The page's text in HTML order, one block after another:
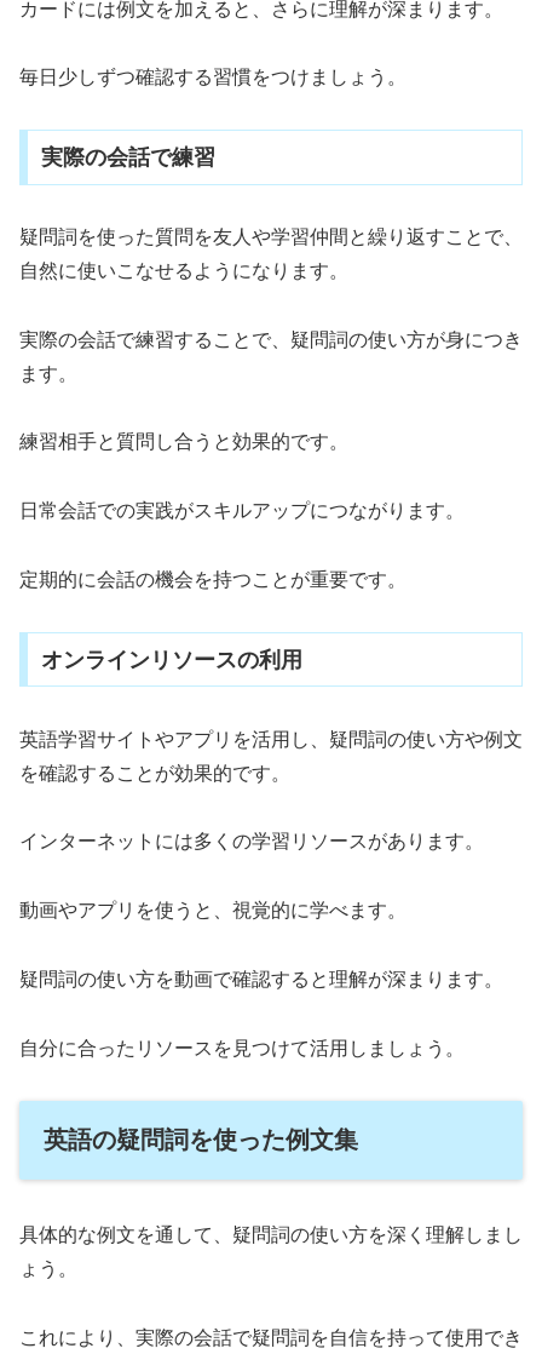
カードには例文を加えると、さらに理解が深まります。
毎日少しずつ確認する習慣をつけましょう。
実際の会話で練習
疑問詞を使った質問を友人や学習仲間と繰り返すことで、
自然に使いこなせるようになります。
実際の会話で練習することで、疑問詞の使い方が身につき
ます。
練習相手と質問し合うと効果的です。
日常会話での実践がスキルアップにつながります。
定期的に会話の機会を持つことが重要です。
オンラインリソースの利用
英語学習サイトやアプリを活用し、疑問詞の使い方や例文
を確認することが効果的です。
インターネットには多くの学習リソースがあります。
動画やアプリを使うと、視覚的に学べます。
疑問詞の使い方を動画で確認すると理解が深まります。
自分に合ったリソースを見つけて活用しましょう。
英語の疑問詞を使った例文集
具体的な例文を通して、疑問詞の使い方を深く理解しまし
ょう。
これにより、実際の会話で疑問詞を自信を持って使用でき